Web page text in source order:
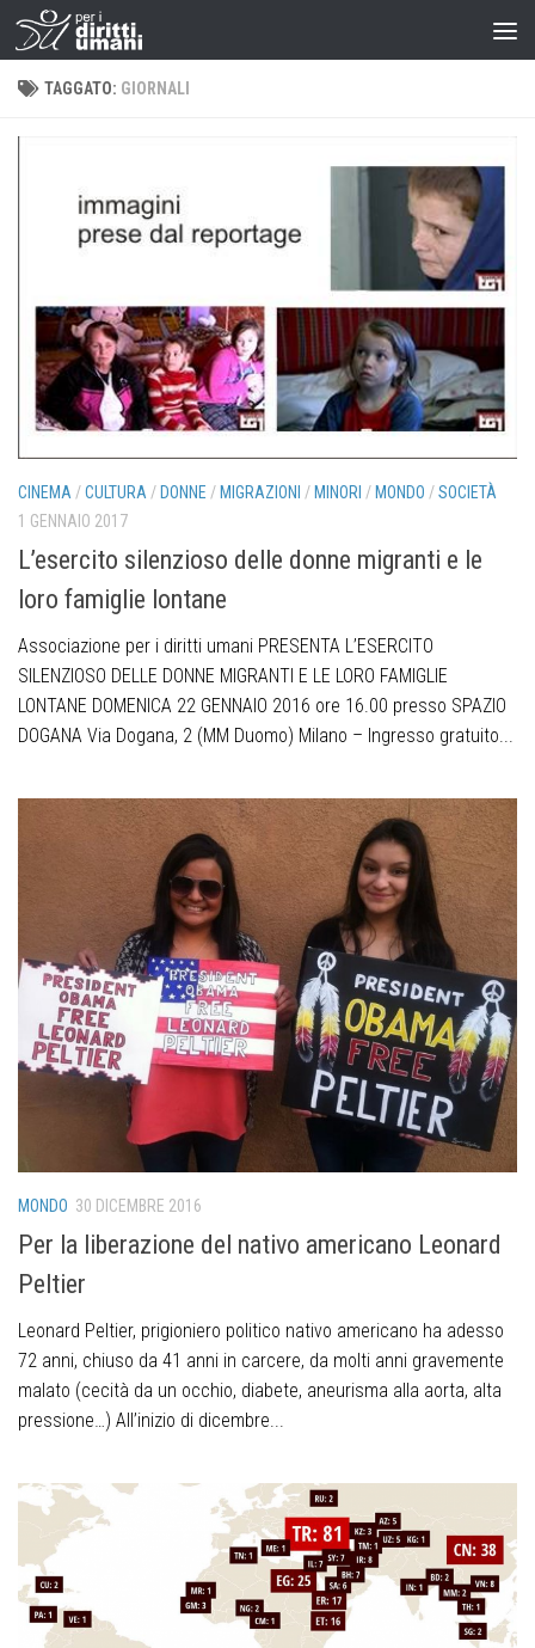
TAGGATO: GIORNALI
CINEMA/CULTURA/ DONNE / MIGRAZIONI / MINORI / MONDO /SOCIETÀ
1 GENNAIO 2017
L’esercito silenzioso delle donne migranti e le
loro famiglie lontane
Associazione per i diritti umani PRESENTA L’ESERCITO
SILENZIOSO DELLE DONNE MIGRANTI E LE LORO FAMIGLIE
LONTANE DOMENICA 22 GENNAIO 2016 ore 16.00 presso SPAZIO
DOGANA Via Dogana, 2 (MM Duomo) Milano – Ingresso gratuito...
MONDO 30 DICEMBRE 2016
Per la liberazione del nativo americano Leonard
Peltier
Leonard Peltier, prigioniero politico nativo americano ha adesso
72 anni, chiuso da 41 anni in carcere, da molti anni gravemente
malato (cecità da un occhio, diabete, aneurisma alla aorta, alta
pressione…) All’inizio di dicembre...